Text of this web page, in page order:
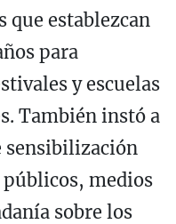
que establezcan
para
y escuelas
También instó a
sensibilización
medios
sobre los